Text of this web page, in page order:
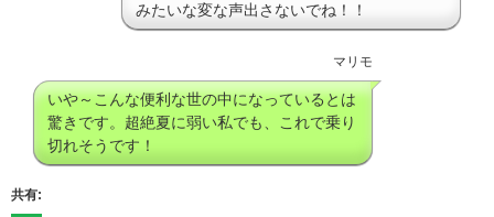
みたいな変な声出さないでね！！
マリモ
いや～こんな便利な世の中になっているとは
驚きです。超絶夏に弱い私でも、これで乗り
切れそうです！
共有: